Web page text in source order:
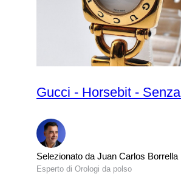
Gucci - Horsebit -
Selezionato da Juan Carlos Borrella
Esperto di Orologi da polso